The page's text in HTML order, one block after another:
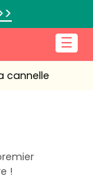
☰
cannelle
!